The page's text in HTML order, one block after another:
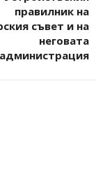
правилник на
съвет и на
неговата
администрация